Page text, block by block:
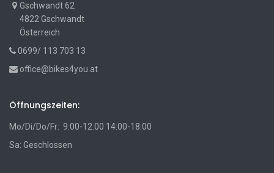
Gschwandt 62
4822 Gschwandt
Österreich
0699/ 113 703 13
office@bikes4you.at
Öffnungszeiten:
Mo/Di/Do/Fr: 9:00-12:00 14:00-18:00
Sa: Geschlossen